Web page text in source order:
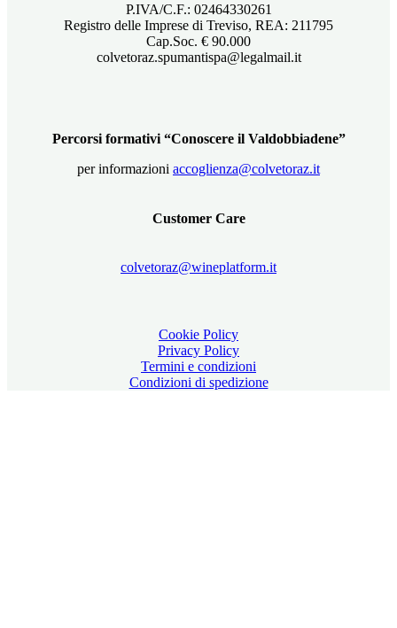
P.IVA/C.F.: 02464330261
Registro delle Imprese di Treviso, REA: 211795
Cap.Soc. € 90.000
colvetoraz.spumantispa@legalmail.it
Percorsi formativi “Conoscere il Valdobbiadene”
per informazioni accoglienza@colvetoraz.it
Customer Care
colvetoraz@wineplatform.it
Cookie Policy
Privacy Policy
Termini e condizioni
Condizioni di spedizione